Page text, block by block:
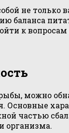
не только
баланса
к
можно
Основные
частью
организма.